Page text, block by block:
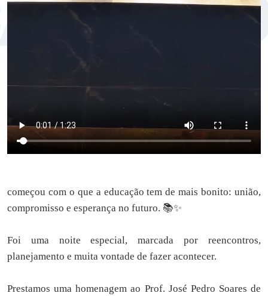
começou com o que a educação tem de mais bonito: união,
compromisso e esperança no futuro. 📚✨
Foi uma noite especial, marcada por reencontros,
planejamento e muita vontade de fazer acontecer.
Prestamos uma homenagem ao Prof. José Pedro Soares de